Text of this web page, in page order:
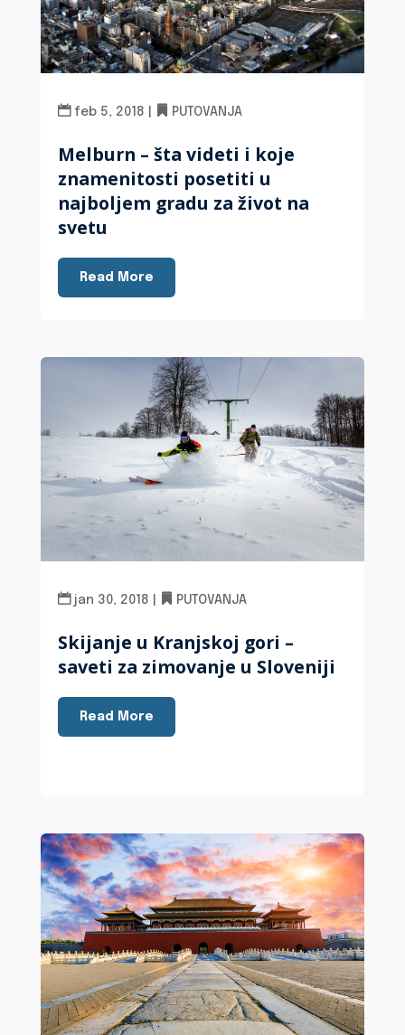
Melburn – šta videti i koje
znamenitosti posetiti u
najboljem gradu za život na
svetu
feb 5, 2018 PUTOVANJA
Read More
Skijanje u Kranjskoj gori –
saveti za zimovanje u Sloveniji
jan 30, 2018 PUTOVANJA
Read More